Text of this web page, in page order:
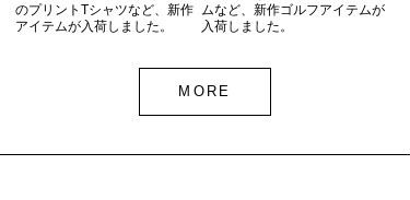
のプリントTシャツなど、新作
アイテムが入荷しました。
ムなど、新作ゴルフアイテムが
入荷しました。
MORE